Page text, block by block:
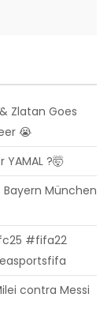
Zlatan Goes
😭
?🤯
Bayern München
#fifa22
contra Messi